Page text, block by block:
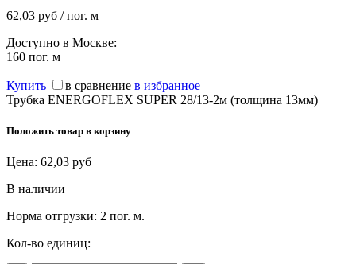
62,03 руб / пог. м
Доступно в Москве:
160 пог. м
Купить в сравнение в избранное
Трубка ENERGOFLEX SUPER 28/13-2м (толщина 13мм)
Положить товар в корзину
Цена: 62,03 руб
В наличии
Норма отгрузки: 2 пог. м.
Кол-во единиц: